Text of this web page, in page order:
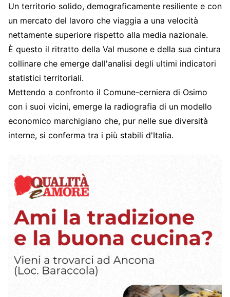
Un territorio solido, demograficamente resiliente e con
un mercato del lavoro che viaggia a una velocità
nettamente superiore rispetto alla media nazionale.
È questo il ritratto della Val musone e della sua cintura
collinare che emerge dall'analisi degli ultimi indicatori
statistici territoriali.
Mettendo a confronto il Comune-cerniera di Osimo
con i suoi vicini, emerge la radiografia di un modello
economico marchigiano che, pur nelle sue diversità
interne, si conferma tra i più stabili d'Italia.